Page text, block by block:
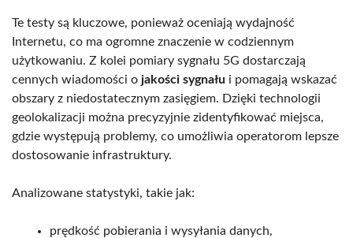
Te testy są kluczowe, ponieważ oceniają wydajność
Internetu, co ma ogromne znaczenie w codziennym
użytkowaniu. Z kolei pomiary sygnału 5G dostarczają
cennych wiadomości o jakości sygnału i pomagają wskazać
obszary z niedostatecznym zasięgiem. Dzięki technologii
geolokalizacji można precyzyjnie zidentyfikować miejsca,
gdzie występują problemy, co umożliwia operatorom lepsze
dostosowanie infrastruktury.
Analizowane statystyki, takie jak:
prędkość pobierania i wysyłania danych,